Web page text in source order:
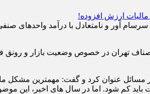
آور و نامتعادل با درآمد واحدهای
تهران در خصوص وضعیت بازار و رونق
عنوان کرد و گفت: مهمترین مشکل ما
باید کم شود. اما در سال های اخیر، این